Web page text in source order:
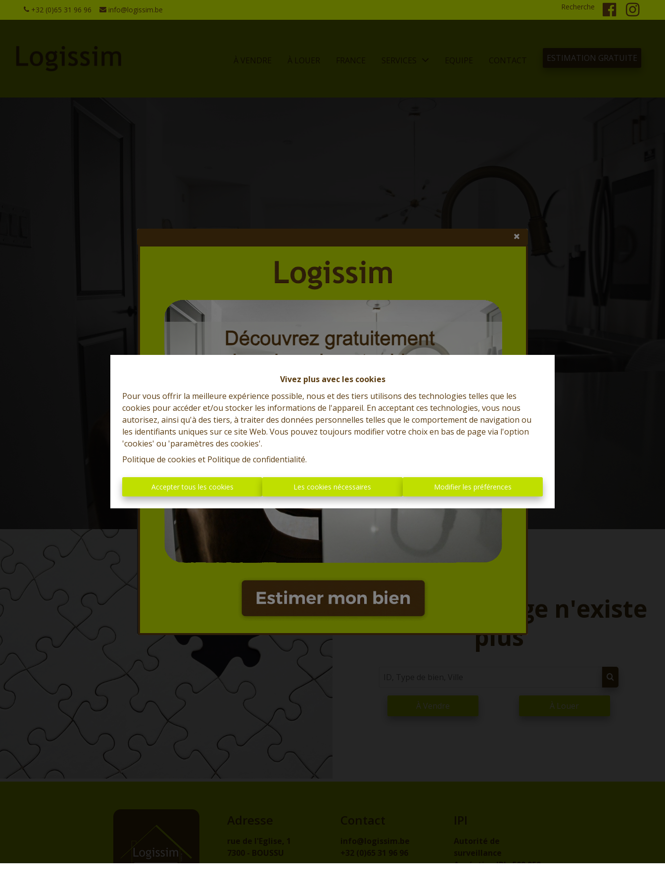
Vivez plus avec les cookies
Pour vous offrir la meilleure expérience possible, nous et des tiers utilisons des technologies telles que les
cookies pour accéder et/ou stocker les informations de l'appareil. En acceptant ces technologies, vous nous
autorisez, ainsi qu'à des tiers, à traiter des données personnelles telles que le comportement de navigation ou
les identifiants uniques sur ce site Web. Vous pouvez toujours modifier votre choix en bas de page via l'option
'cookies' ou 'paramètres des cookies'.
Politique de cookies et Politique de confidentialité.
Accepter tous les cookies Les cookies nécessaires Modifier les préférences
+32 (0)65 31 96 96 info@logissim.be Recherche
À VENDRE À LOUER FRANCE SERVICES EQUIPE CONTACT ESTIMATION GRATUITE
Et l'immobilier s'exprime
Oups, cette page n'existe
plus
À Vendre À Louer
Adresse
rue de l'Eglise, 1
7300 - BOUSSU
Contact
info@logissim.be
+32 (0)65 31 96 96
IPI
Autorité de
surveillance
Agréation IPI :509.959